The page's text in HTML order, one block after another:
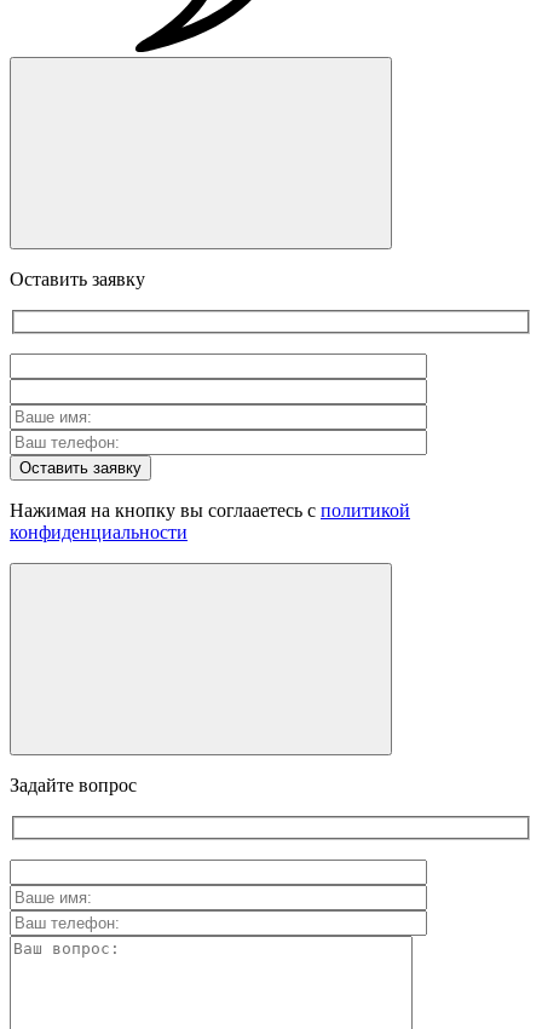
Оставить заявку
Оставить заявку
Нажимая на кнопку вы соглааетесь с политикой
конфиденциальности
Задайте вопрос